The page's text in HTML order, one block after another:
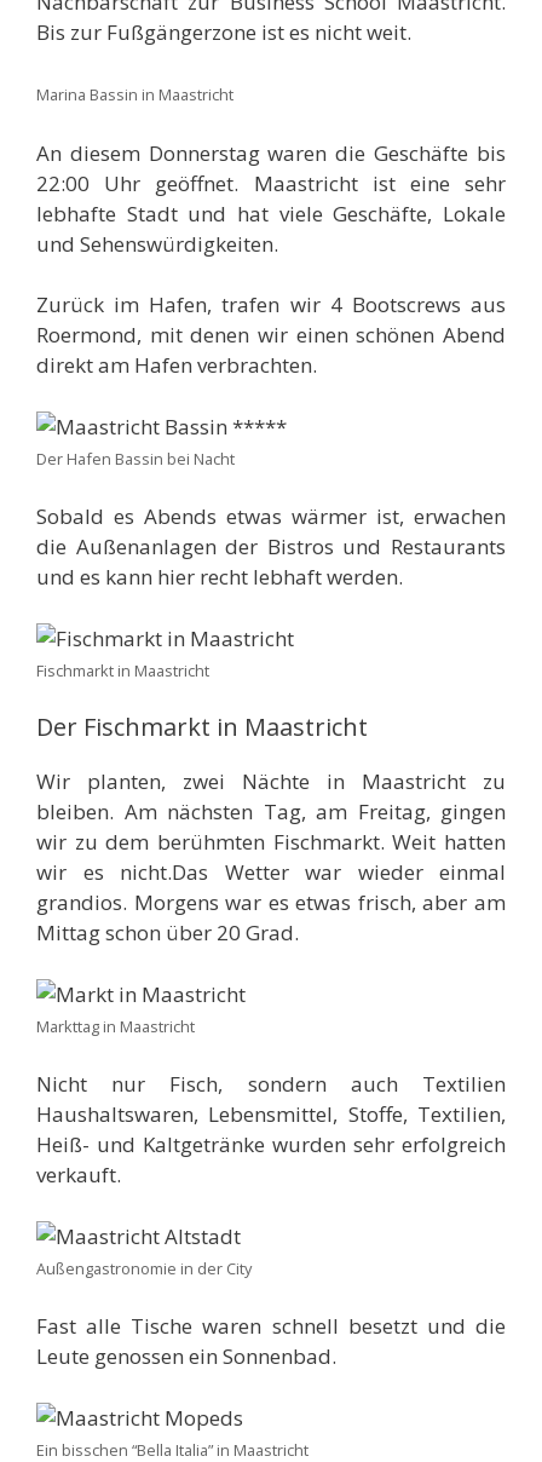
Bis zur Fußgängerzone ist es nicht weit.
Marina Bassin in Maastricht
An diesem Donnerstag waren die Geschäfte bis
22:00 Uhr geöffnet. Maastricht ist eine sehr
lebhafte Stadt und hat viele Geschäfte, Lokale
und Sehenswürdigkeiten.
Zurück im Hafen, trafen wir 4 Bootscrews aus
Roermond, mit denen wir einen schönen Abend
direkt am Hafen verbrachten.
Der Hafen Bassin bei Nacht
Sobald es Abends etwas wärmer ist, erwachen
die Außenanlagen der Bistros und Restaurants
und es kann hier recht lebhaft werden.
Fischmarkt in Maastricht
Der Fischmarkt in Maastricht
Wir planten, zwei Nächte in Maastricht zu
bleiben. Am nächsten Tag, am Freitag, gingen
wir zu dem berühmten Fischmarkt. Weit hatten
wir es nicht.Das Wetter war wieder einmal
grandios. Morgens war es etwas frisch, aber am
Mittag schon über 20 Grad.
Markttag in Maastricht
Nicht nur Fisch, sondern auch Textilien
Haushaltswaren, Lebensmittel, Stoffe, Textilien,
Heiß- und Kaltgetränke wurden sehr erfolgreich
verkauft.
Außengastronomie in der City
Fast alle Tische waren schnell besetzt und die
Leute genossen ein Sonnenbad.
Ein bisschen “Bella Italia” in Maastricht